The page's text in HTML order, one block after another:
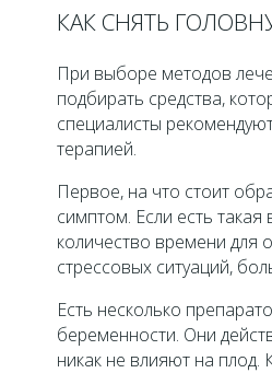
КАК СНЯТЬ
При выборе методов
подбирать средства,
специалисты
терапией.
Первое, на что стоит
симптом. Если есть
количество времени для
стрессовых ситуаций,
Есть несколько
беременности. Они
никак не влияют на плод.